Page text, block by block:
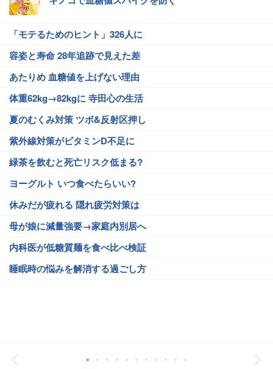
「モテるためのヒント」326人に
容姿と寿命 28年追跡で見えた差
あたりめ 血糖値を上げない理由
体重62kg→82kgに 寺田心の生活
夏のむくみ対策 ツボ&反射区押し
紫外線対策がビタミンD不足に
緑茶を飲むと死亡リスク低まる?
ヨーグルト いつ食べたらいい?
休みだが疲れる 隠れ疲労対策は
母が娘に減量強要→家庭内別居へ
内科医が低糖質麺を食べ比べ検証
睡眠時の悩みを解消する過ごし方